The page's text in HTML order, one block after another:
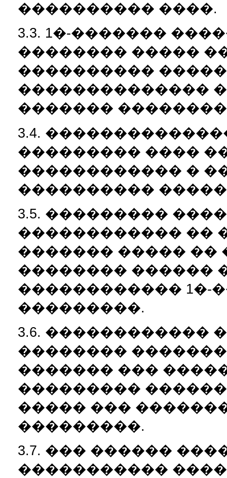
���������� ����.
3.3. 1�-�������
�������� �����
����������
��������������
�������
3.4.
��������� ����
������������ �
����������
3.5. ���������
������������ ��
������� ����� ��
�������� ������
������������ 1�-
���������.
3.6. ������������
��������
������� ���
���������
����� ���
���������.
3.7. ��� ������
�����������